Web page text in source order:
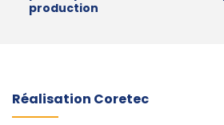
production
Réalisation Coretec